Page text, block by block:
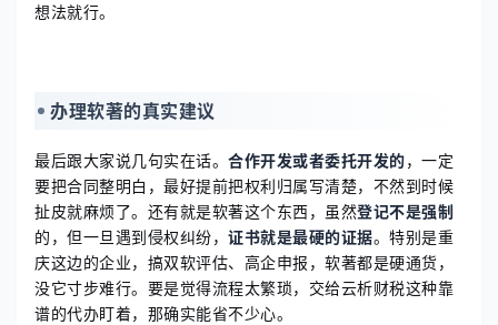
想法就行。
办理软著的真实建议
最后跟大家说几句实在话。 合作开发或者委托开发的，一定
要把合同整明白，最好提前把权利归属写清楚，不然到时候
扯皮就麻烦了。还有就是软著这个东西，虽然登记不是强制
的，但一旦遇到侵权纠纷， 证书就是最硬的证据。特别是重
庆这边的企业，搞双软评估、高企申报，软著都是硬通货，
没它寸步难行。要是觉得流程太繁琐，交给云析财税这种靠
谱的代办盯着，那确实能省不少心。